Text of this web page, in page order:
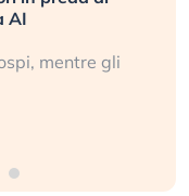
AI
mentre gli